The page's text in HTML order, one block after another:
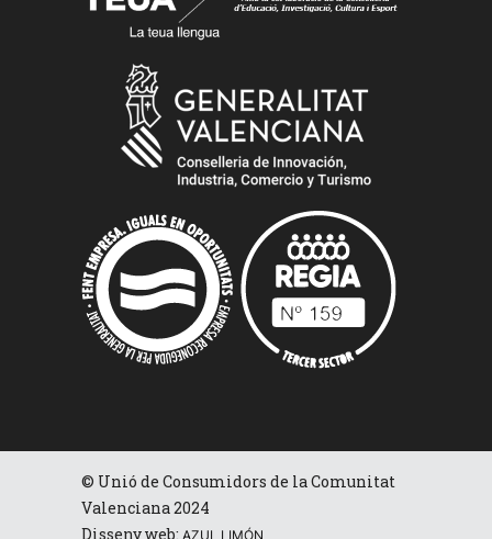
© Unió de Consumidors de la Comunitat
Valenciana 2024
Disseny web: AZUL LIMÓN